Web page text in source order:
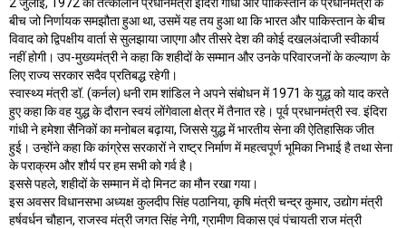
बीच जो निर्णायक समझौता हुआ था, उसमें यह तय हुआ था कि भारत और पाकिस्तान के बीच
विवाद को द्विपक्षीय वार्ता से सुलझाया जाएगा और तीसरे देश की कोई दखलअंदाजी स्वीकार्य
नहीं होगी। उप-मुख्यमंत्री ने कहा कि शहीदों के सम्मान और उनके परिवारजनों के कल्याण के
लिए राज्य सरकार सदैव प्रतिबद्ध रहेगी।
स्वास्थ्य मंत्री डॉ. (कर्नल) धनी राम शांडिल ने अपने संबोधन में 1971 के युद्ध को याद करते
हुए कहा कि वह युद्ध के दौरान स्वयं लोंगेवाला क्षेत्र में तैनात रहे। पूर्व प्रधानमंत्री स्व. इंदिरा
गांधी ने हमेशा सैनिकों का मनोबल बढ़ाया, जिससे युद्ध में भारतीय सेना की ऐतिहासिक जीत
हुई। उन्होंने कहा कि कांग्रेस सरकारों ने राष्ट्र निर्माण में महत्वपूर्ण भूमिका निभाई है तथा सेना
के पराक्रम और शौर्य पर हम सभी को गर्व है।
इससे पहले, शहीदों के सम्मान में दो मिनट का मौन रखा गया।
इस अवसर विधानसभा अध्यक्ष कुलदीप सिंह पठानिया, कृषि मंत्री चन्द्र कुमार, उद्योग मंत्री
हर्षवर्धन चौहान, राजस्व मंत्री जगत सिंह नेगी, ग्रामीण विकास एवं पंचायती राज मंत्री